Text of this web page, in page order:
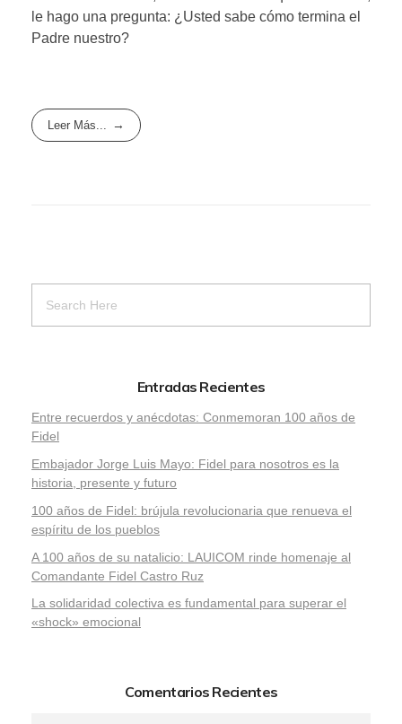
le hago una pregunta: ¿Usted sabe cómo termina el
Padre nuestro?
Leer Más...
Entradas Recientes
Entre recuerdos y anécdotas: Conmemoran 100 años de
Fidel
Embajador Jorge Luis Mayo: Fidel para nosotros es la
historia, presente y futuro
100 años de Fidel: brújula revolucionaria que renueva el
espíritu de los pueblos
A 100 años de su natalicio: LAUICOM rinde homenaje al
Comandante Fidel Castro Ruz
La solidaridad colectiva es fundamental para superar el
«shock» emocional
Comentarios Recientes